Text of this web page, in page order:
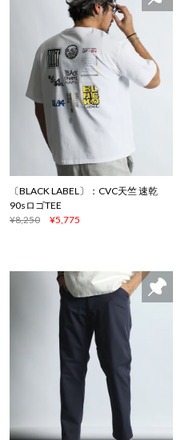
〔BLACK LABEL〕：CVC天竺 速乾
90sロゴTEE
¥8,250
¥5,775